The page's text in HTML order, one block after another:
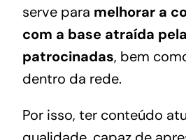
serve para melhorar a
com a base atraída
patrocinadas, bem
dentro da rede.
Por isso, ter conteúdo